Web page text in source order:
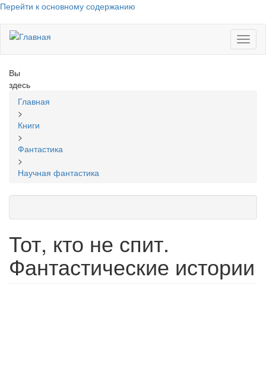
Перейти к основному содержанию
Вы
здесь
Главная
>
Книги
>
Фантастика
>
Научная фантастика
Тот, кто не спит.
Фантастические истории